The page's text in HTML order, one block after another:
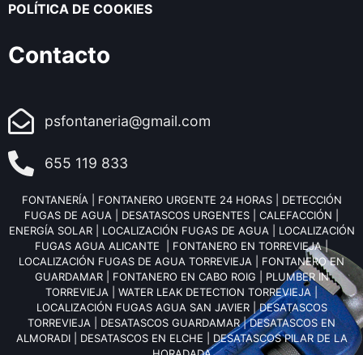
POLÍTICA DE COOKIES
Contacto
psfontaneria@gmail.com
655 119 833
FONTANERÍA FONTANERO URGENTE 24 HORAS|
DETECCIÓN
FUGAS DE AGUA
DESATASCOS URGENTES CALEFACCIÓN
ENERGÍA SOLAR| LOCALIZACIÓN FUGAS DE AGUA
LOCALIZACIÓN
FUGAS AGUA ALICANTE
FONTANERO EN TORREVIEJA|
LOCALIZACIÓN FUGAS DE AGUA TORREVIEJA
FONTANERO EN
GUARDAMAR| FONTANERO EN CABO ROIG
PLUMBER IN
TORREVIEJA
WATER LEAK DETECTION TORREVIEJA|
LOCALIZACIÓN FUGAS AGUA SAN JAVIER|DESATASCOS
TORREVIEJA
DESATASCOS GUARDAMAR|DESATASCOS EN
ALMORADI| DESATASCOS EN ELCHE
DESATASCOS PILAR DE LA